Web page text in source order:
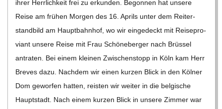
ihrer Herr­lich­keit frei zu erkun­den. Begon­nen hat unsere
Reise am frü­hen Mor­gen des 16. Aprils unter dem Rei­ter­
stand­bild am Haupt­bahn­hof, wo wir ein­ge­deckt mit Rei­se­pro­
vi­ant unsere Reise mit Frau Schö­ne­ber­ger nach Brüs­sel
antra­ten. Bei einem klei­nen Zwi­schen­stopp in Köln kam Herr
Bre­ves dazu. Nach­dem wir einen kur­zen Blick in den Köl­ner
Dom gewor­fen hat­ten, reis­ten wir wei­ter in die bel­gi­sche
Haupt­stadt. Nach einem kur­zen Blick in unsere Zim­mer war